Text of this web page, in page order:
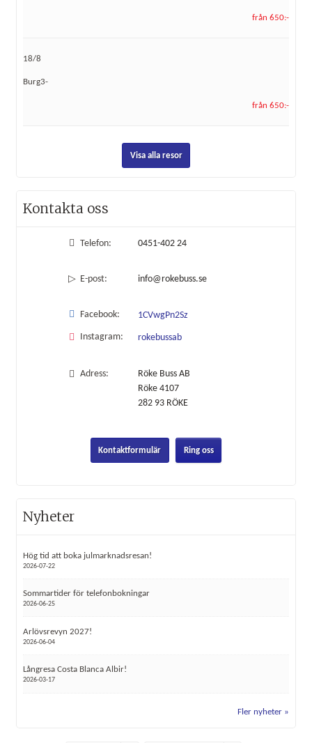
från 650:-
18/8
Burg3-
från 650:-
Visa alla resor
Kontakta oss
Telefon: 0451-402 24
E-post: info@rokebuss.se
Facebook: 1CVwgPn2Sz
Instagram: rokebussab
Adress:
Röke Buss AB
Röke 4107
282 93 RÖKE
Kontaktformulär Ring oss
Nyheter
Hög tid att boka julmarknadsresan!
2026-07-22
Sommartider för telefonbokningar
2026-06-25
Arlövsrevyn 2027!
2026-06-04
Långresa Costa Blanca Albir!
2026-03-17
Fler nyheter